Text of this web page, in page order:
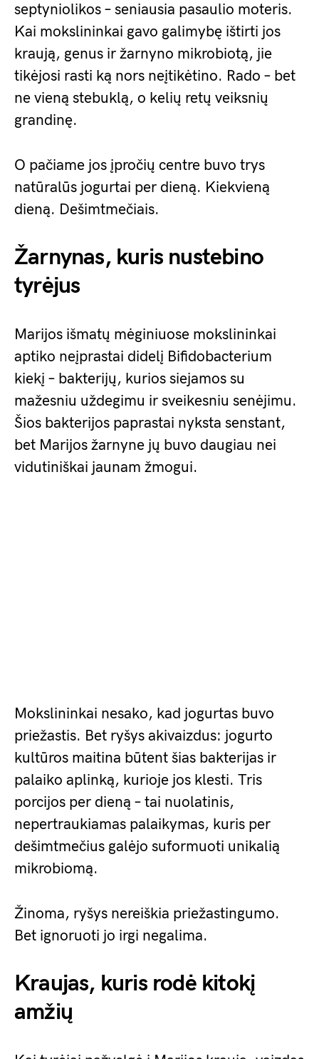
septyniolikos – seniausia pasaulio moteris.
Kai mokslininkai gavo galimybę ištirti jos
kraują, genus ir žarnyno mikrobiotą, jie
tikėjosi rasti ką nors neįtikėtino. Rado – bet
ne vieną stebuklą, o kelių retų veiksnių
grandinę.
O pačiame jos įpročių centre buvo trys
natūralūs jogurtai per dieną. Kiekvieną
dieną. Dešimtmečiais.
Žarnynas, kuris nustebino
tyrėjus
Marijos išmatų mėginiuose mokslininkai
aptiko neįprastai didelį Bifidobacterium
kiekį – bakterijų, kurios siejamos su
mažesniu uždegimu ir sveikesniu senėjimu.
Šios bakterijos paprastai nyksta senstant,
bet Marijos žarnyne jų buvo daugiau nei
vidutiniškai jaunam žmogui.
Mokslininkai nesako, kad jogurtas buvo
priežastis. Bet ryšys akivaizdus: jogurto
kultūros maitina būtent šias bakterijas ir
palaiko aplinką, kurioje jos klesti. Tris
porcijos per dieną – tai nuolatinis,
nepertraukiamas palaikymas, kuris per
dešimtmečius galėjo suformuoti unikalią
mikrobiomą.
Žinoma, ryšys nereiškia priežastingumo.
Bet ignoruoti jo irgi negalima.
Kraujas, kuris rodė kitokį
amžių